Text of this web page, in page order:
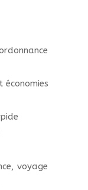
économies
voyage